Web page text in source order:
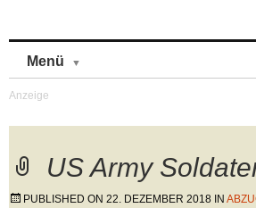
Menü
US Army
PUBLISHED ON 22. DEZEMBER 2018 IN